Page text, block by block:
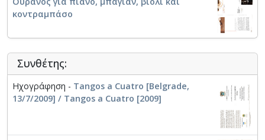
κοντραμπάσο
Συνθέτης:
Ηχογράφηση - Tangos a Cuatro [Belgrade,
13/7/2009] / Tangos a Cuatro [2009]